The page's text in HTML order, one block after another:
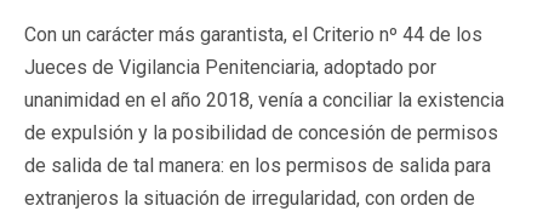
Con un carácter más garantista, el Criterio nº 44 de los
Jueces de Vigilancia Penitenciaria, adoptado por
unanimidad en el año 2018, venía a conciliar la existencia
de expulsión y la posibilidad de concesión de permisos
de salida de tal manera: en los permisos de salida para
extranjeros la situación de irregularidad, con orden de